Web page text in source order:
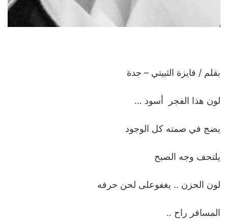
بقلم / فايزة الثبيتي – جدة
لون هذا الفجر أسود …
‏يضج في صمته كل الوجود
‏يلتحف وجه الصبح
‏لون الحزن .. يغفوعلى لحن حرفه
‏المسافر راح ..